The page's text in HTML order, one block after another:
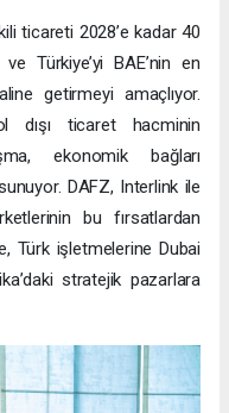
ticareti 2028’e kadar 40
Türkiye’yi BAE’nin en
getirmeyi amaçlıyor.
dışı ticaret hacminin
ekonomik bağları
DAFZ, Interlink ile
bu fırsatlardan
Türk işletmelerine Dubai
stratejik pazarlara